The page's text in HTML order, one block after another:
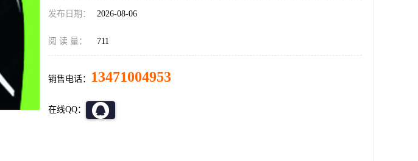
发布日期： 2026-08-06
阅 读 量： 711
销售电话： 13471004953
在线QQ：